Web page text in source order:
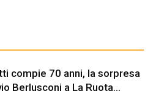
compie 70 anni, la sorpresa
Berlusconi a La Ruota...